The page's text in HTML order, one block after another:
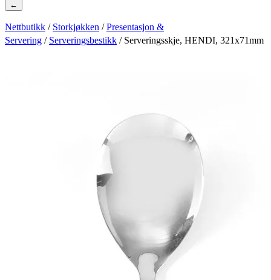
←
Nettbutikk / Storkjøkken /Presentasjon &
Servering / Serveringsbestikk / Serveringsskje, HENDI, 321x71mm